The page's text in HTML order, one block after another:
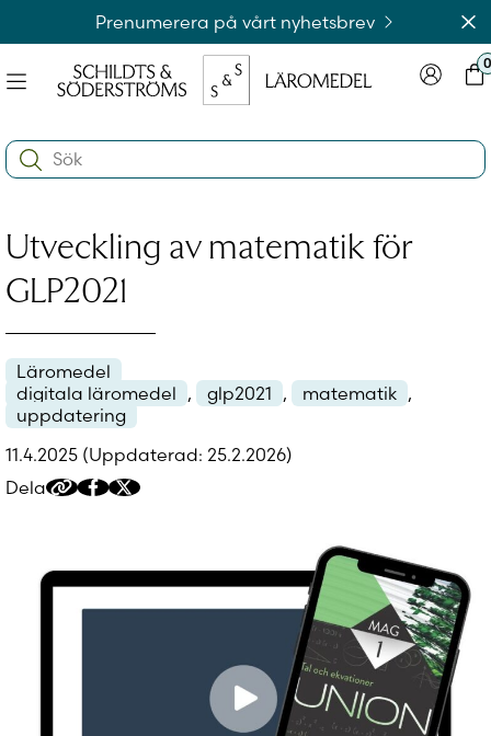
Prenumerera på vårt nyhetsbrev
Meny
Logga in på laromedel.fi
Logga in i webbshoppen
0
Search:
Utveckling av matematik för
GLP2021
Läromedel
digitala läromedel , glp2021 , matematik ,
uppdatering
11.4.2025 (Uppdaterad: 25.2.2026)
Dela
Kopiera
DelaDela